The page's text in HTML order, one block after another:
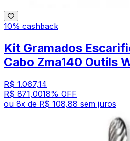
10% cashback
Kit Gramados
Cabo Zma140 Outils
R$ 1.067,14
R$ 871,0018% OFF
ou 8x de R$ 108,88 sem juros